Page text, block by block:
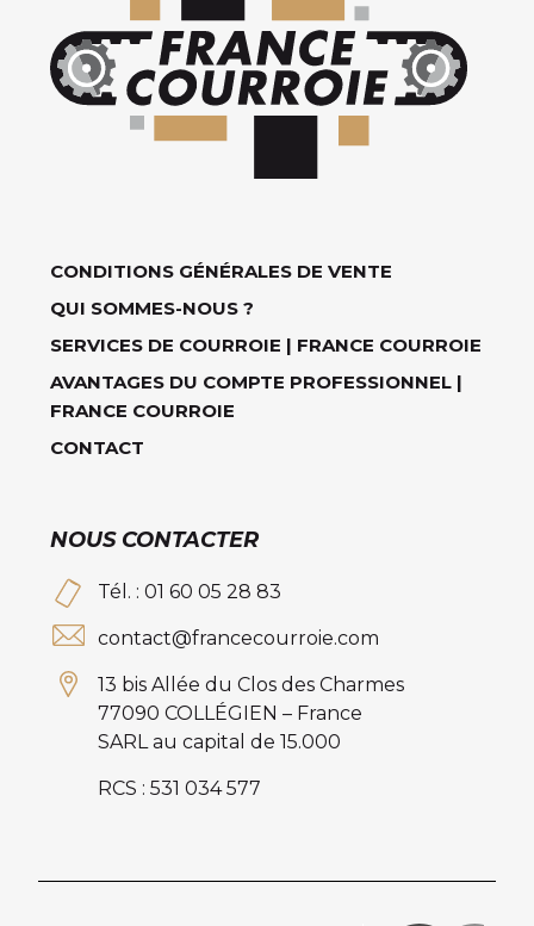
CONDITIONS GÉNÉRALES DE VENTE
QUI SOMMES-NOUS ?
SERVICES DE COURROIE | FRANCE COURROIE
AVANTAGES DU COMPTE PROFESSIONNEL |
FRANCE COURROIE
CONTACT
NOUS CONTACTER
Tél. : 01 60 05 28 83
contact@francecourroie.com
13 bis Allée du Clos des Charmes
77090 COLLÉGIEN – France
SARL au capital de 15.000
RCS : 531 034 577